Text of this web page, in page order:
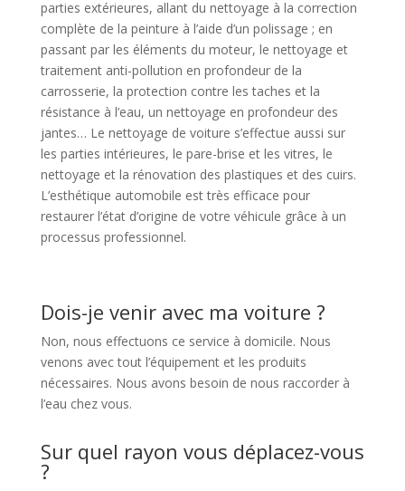
parties extérieures, allant du nettoyage à la correction
complète de la peinture à l’aide d’un polissage ; en
passant par les éléments du moteur, le nettoyage et
traitement anti-pollution en profondeur de la
carrosserie, la protection contre les taches et la
résistance à l’eau, un nettoyage en profondeur des
jantes… Le nettoyage de voiture s’effectue aussi sur
les parties intérieures, le pare-brise et les vitres, le
nettoyage et la rénovation des plastiques et des cuirs.
L’esthétique automobile est très efficace pour
restaurer l’état d’origine de votre véhicule grâce à un
processus professionnel.
Dois-je venir avec ma voiture ?
Non, nous effectuons ce service à domicile. Nous
venons avec tout l’équipement et les produits
nécessaires. Nous avons besoin de nous raccorder à
l’eau chez vous.
Sur quel rayon vous déplacez-vous
?